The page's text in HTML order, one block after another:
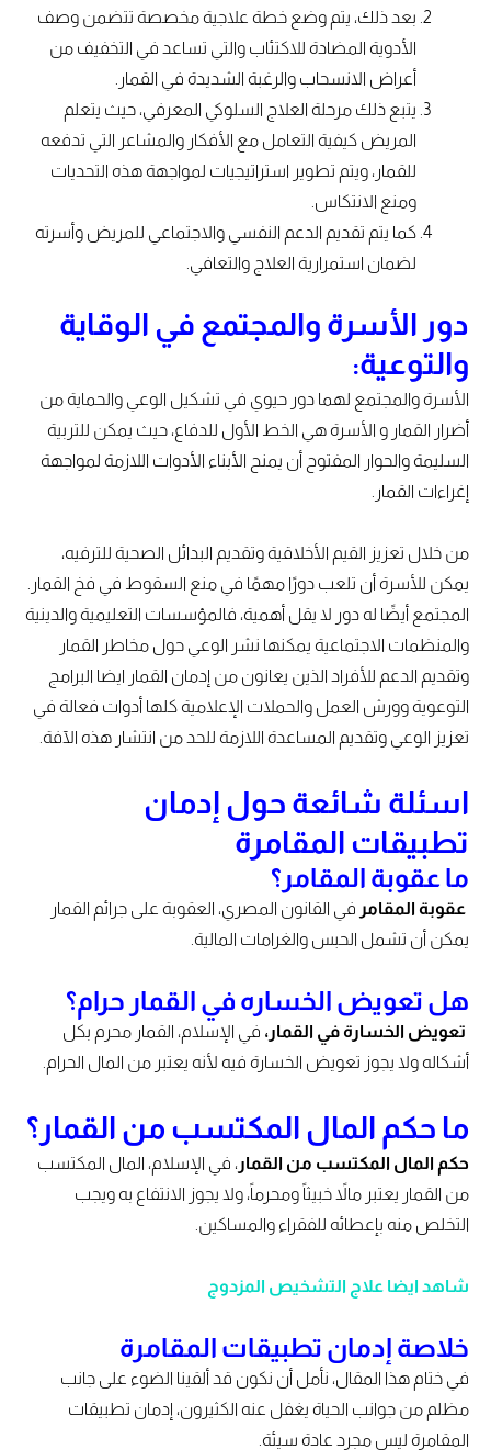
بعد ذلك، يتم وضع خطة علاجية مخصصة تتضمن وصف
الأدوية المضادة للاكتئاب والتي تساعد في التخفيف من
أعراض الانسحاب والرغبة الشديدة في القمار.
يتبع ذلك مرحلة العلاج السلوكي المعرفي، حيث يتعلم
المريض كيفية التعامل مع الأفكار والمشاعر التي تدفعه
للقمار، ويتم تطوير استراتيجيات لمواجهة هذه التحديات
ومنع الانتكاس.
كما يتم تقديم الدعم النفسي والاجتماعي للمريض وأسرته
لضمان استمرارية العلاج والتعافي.
دور الأسرة والمجتمع في الوقاية
والتوعية:
الأسرة والمجتمع لهما دور حيوي في تشكيل الوعي والحماية من
أضرار القمار و الأسرة هي الخط الأول للدفاع، حيث يمكن للتربية
السليمة والحوار المفتوح أن يمنح الأبناء الأدوات اللازمة لمواجهة
إغراءات القمار.
من خلال تعزيز القيم الأخلاقية وتقديم البدائل الصحية للترفيه،
يمكن للأسرة أن تلعب دورًا مهمًا في منع السقوط في فخ القمار.
المجتمع أيضًا له دور لا يقل أهمية، فالمؤسسات التعليمية والدينية
والمنظمات الاجتماعية يمكنها نشر الوعي حول مخاطر القمار
وتقديم الدعم للأفراد الذين يعانون من إدمان القمار ايضا البرامج
التوعوية وورش العمل والحملات الإعلامية كلها أدوات فعالة في
تعزيز الوعي وتقديم المساعدة اللازمة للحد من انتشار هذه الآفة.
اسئلة شائعة حول إدمان
تطبيقات المقامرة
ما عقوبة المقامر؟
عقوبة المقامرفي القانون المصري، العقوبة على جرائم القمار
يمكن أن تشمل الحبس والغرامات المالية.
هل تعويض الخساره في القمار حرام؟
تعويض الخسارة في القمار،في الإسلام، القمار محرم بكل
أشكاله ولا يجوز تعويض الخسارة فيه لأنه يعتبر من المال الحرام.
ما حكم المال المكتسب من القمار؟
حكم المال المكتسب من القمار، في الإسلام، المال المكتسب
من القمار يعتبر مالاً خبيثاً ومحرماً، ولا يجوز الانتفاع به ويجب
التخلص منه بإعطائه للفقراء والمساكين.
شاهد ايضا علاج ا لتشخيص المزدوج
خلاصة إدمان تطبيقات المقامرة
في ختام هذا المقال، نأمل أن نكون قد ألقينا الضوء على جانب
مظلم من جوانب الحياة يغفل عنه الكثيرون، إدمان تطبيقات
المقامرة ليس مجرد عادة سيئة.